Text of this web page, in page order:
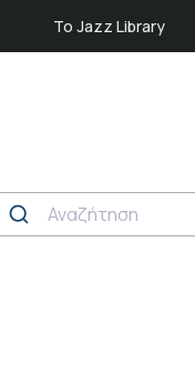
Το Jazz Library